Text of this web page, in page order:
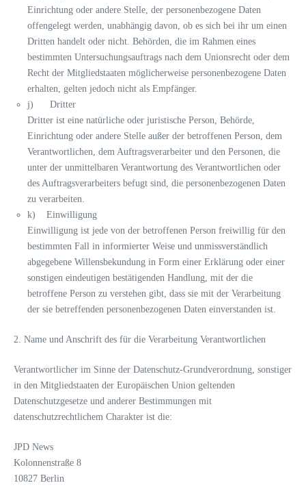
Einrichtung oder andere Stelle, der personenbezogene Daten
offengelegt werden, unabhängig davon, ob es sich bei ihr um einen
Dritten handelt oder nicht. Behörden, die im Rahmen eines
bestimmten Untersuchungsauftrags nach dem Unionsrecht oder dem
Recht der Mitgliedstaaten möglicherweise personenbezogene Daten
erhalten, gelten jedoch nicht als Empfänger.
j) Dritter
Dritter ist eine natürliche oder juristische Person, Behörde,
Einrichtung oder andere Stelle außer der betroffenen Person, dem
Verantwortlichen, dem Auftragsverarbeiter und den Personen, die
unter der unmittelbaren Verantwortung des Verantwortlichen oder
des Auftragsverarbeiters befugt sind, die personenbezogenen Daten
zu verarbeiten.
k) Einwilligung
Einwilligung ist jede von der betroffenen Person freiwillig für den
bestimmten Fall in informierter Weise und unmissverständlich
abgegebene Willensbekundung in Form einer Erklärung oder einer
sonstigen eindeutigen bestätigenden Handlung, mit der die
betroffene Person zu verstehen gibt, dass sie mit der Verarbeitung
der sie betreffenden personenbezogenen Daten einverstanden ist.
2. Name und Anschrift des für die Verarbeitung Verantwortlichen
Verantwortlicher im Sinne der Datenschutz-Grundverordnung, sonstiger
in den Mitgliedstaaten der Europäischen Union geltenden
Datenschutzgesetze und anderer Bestimmungen mit
datenschutzrechtlichem Charakter ist die:
JPD News
Kolonnenstraße 8
10827 Berlin